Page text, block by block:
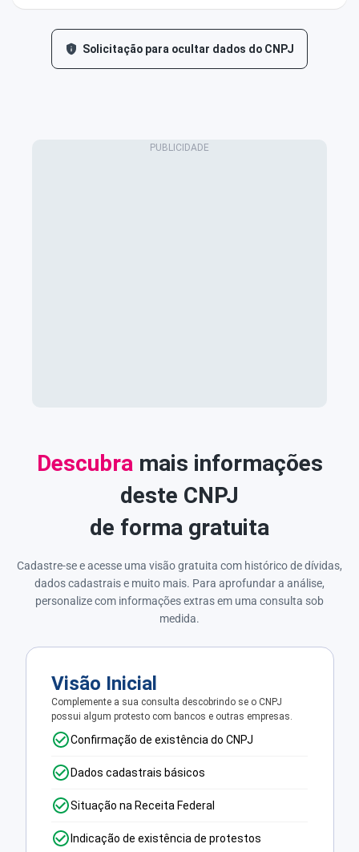
Solicitação para ocultar dados do CNPJ
Descubra mais informações
deste CNPJ
de forma gratuita
Cadastre-se e acesse uma visão gratuita com histórico de dívidas,
dados cadastrais e muito mais. Para aprofundar a análise,
personalize com informações extras em uma consulta sob
medida.
Visão Inicial
Complemente a sua consulta descobrindo se o CNPJ
possui algum protesto com bancos e outras empresas.
Confirmação de existência do CNPJ
Dados cadastrais básicos
Situação na Receita Federal
Indicação de existência de protestos